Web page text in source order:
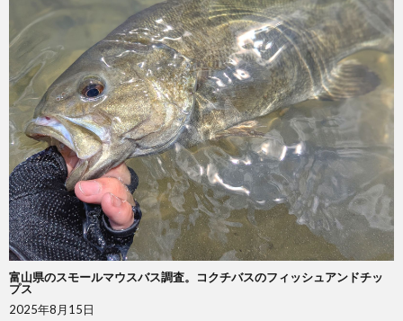
富山県のスモールマウスバス調査。コクチバスのフィッシュアンドチッ
プス
2025年8月15日